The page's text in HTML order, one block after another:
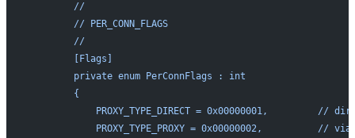
        //
        // PER_CONN_FLAGS
        //
        [Flags]
        private enum PerConnFlags : int
        {
PROXY_TYPE_DIRECT = 0x00000001,         //
PROXY_TYPE_PROXY = 0x00000002,          // via